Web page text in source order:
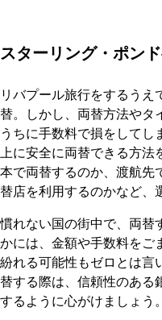
スターリング・ポン
リバプール旅行をするうえ
替。しかし、両替方法やタ
うちに手数料で損をしてし
上に安全に両替できる方
本で両替するのか、渡航先
替店を利用するのかなど、
慣れない国の街中で、両替
かには、金額や手数料をご
紛れる可能性もゼロとは言
替する際は、信頼性のある
するように心がけましょう。